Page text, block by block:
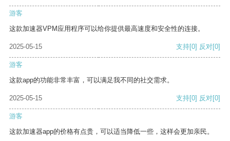
游客
这款加速器VPM应用程序可以给你提供最高速度和安全性的连接。
2025-05-15 支持[0] 反对[0]
游客
这款app的功能非常丰富，可以满足我不同的社交需求。
2025-05-15 支持[0] 反对[0]
游客
这款加速器app的价格有点贵，可以适当降低一些，这样会更加亲民。